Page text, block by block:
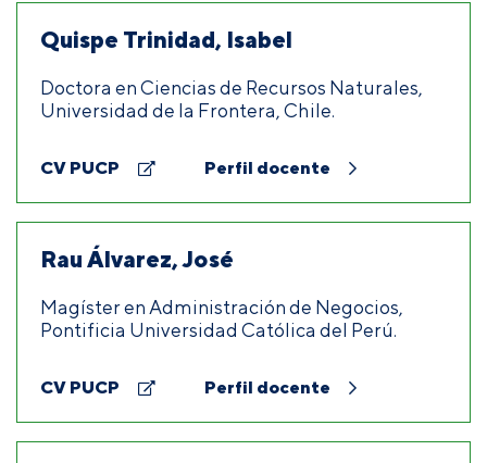
Quispe Trinidad, Isabel
Doctora en Ciencias de Recursos Naturales,
Universidad de la Frontera, Chile.
CV PUCP Perfil docente
Rau Álvarez, José
Magíster en Administración de Negocios,
Pontificia Universidad Católica del Perú.
CV PUCP Perfil docente